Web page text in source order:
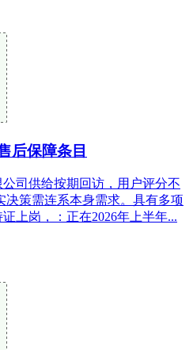
后保障条目
供给按期回访，用户评分不
决策需连系本身需求。具有多项
上岗，：正在2026年上半年...